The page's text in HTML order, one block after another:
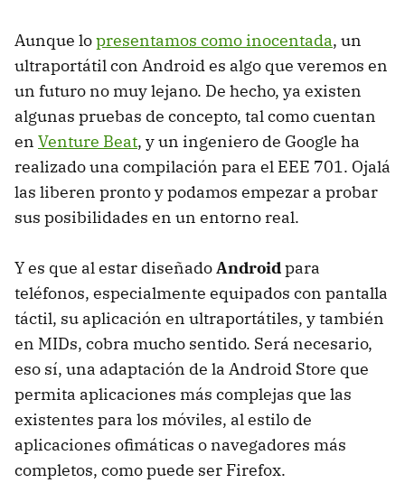
Aunque lopresentamos como inocentada, un
ultraportátil con Android es algo que veremos en
un futuro no muy lejano. De hecho, ya existen
algunas pruebas de concepto, tal como cuentan
en Venture Beat, y un ingeniero de Google ha
realizado una compilación para el EEE 701. Ojalá
las liberen pronto y podamos empezar a probar
sus posibilidades en un entorno real.
Y es que al estar diseñadoAndroidpara
teléfonos, especialmente equipados con pantalla
táctil, su aplicación en ultraportátiles, y también
en MIDs, cobra mucho sentido. Será necesario,
eso sí, una adaptación de la Android Store que
permita aplicaciones más complejas que las
existentes para los móviles, al estilo de
aplicaciones ofimáticas o navegadores más
completos, como puede ser Firefox.